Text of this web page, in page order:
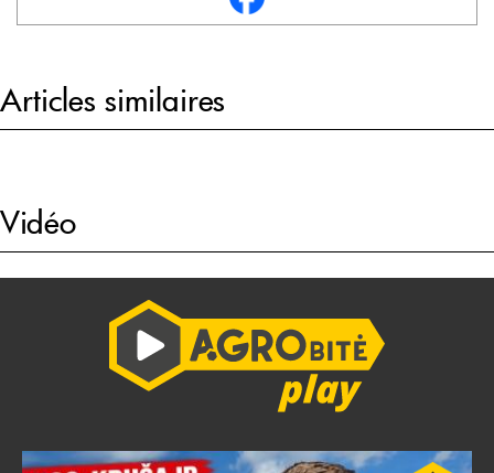
Articles similaires
Vidéo